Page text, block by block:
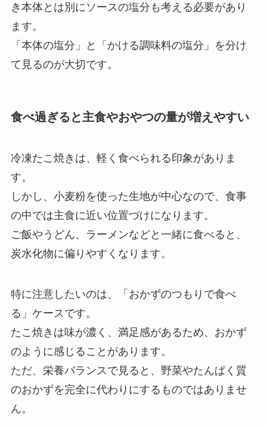
き本体とは別にソースの塩分も考える必要があり
ます。
「本体の塩分」と「かける調味料の塩分」を分け
て見るのが大切です。
食べ過ぎると主食やおやつの量が増えやすい
冷凍たこ焼きは、軽く食べられる印象がありま
す。
しかし、小麦粉を使った生地が中心なので、食事
の中では主食に近い位置づけになります。
ご飯やうどん、ラーメンなどと一緒に食べると、
炭水化物に偏りやすくなります。
特に注意したいのは、「おかずのつもりで食べ
る」ケースです。
たこ焼きは味が濃く、満足感があるため、おかず
のように感じることがあります。
ただ、栄養バランスで見ると、野菜やたんぱく質
のおかずを完全に代わりにするものではありませ
ん。